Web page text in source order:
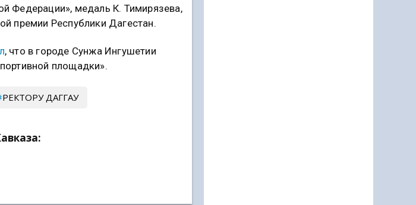
Федерации», медаль К. Тимирязева,
премии Республики Дагестан.
, что в городе Сунжа Ингушетии
площадки».
РЕКТОРУ ДАГГАУ